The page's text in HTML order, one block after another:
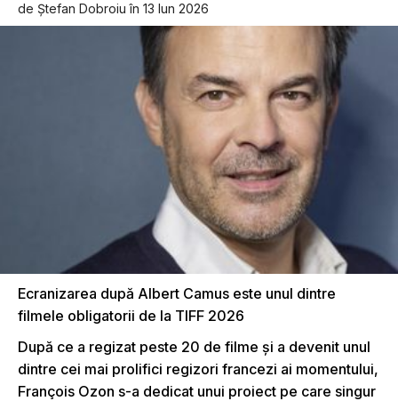
de Ştefan Dobroiu în 13 Iun 2026
Ecranizarea după Albert Camus este unul dintre
filmele obligatorii de la TIFF 2026
După ce a regizat peste 20 de filme şi a devenit unul
dintre cei mai prolifici regizori francezi ai momentului,
François Ozon s-a dedicat unui proiect pe care singur